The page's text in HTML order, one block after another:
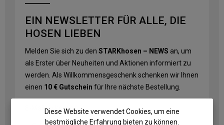
EIN NEWSLETTER FÜR ALLE, DIE
HOSEN LIEBEN
Melden Sie sich zu den STARKhosen – NEWS an, um
als Erster über Neuheiten und Aktionen informiert zu
werden. Als Willkommensgeschenk schenken wir Ihnen
einen 10 € Gutschein für Ihre nächste Bestellung.
E-Mail-Adresse*
Diese Website verwendet Cookies, um eine
bestmögliche Erfahrung bieten zu können.